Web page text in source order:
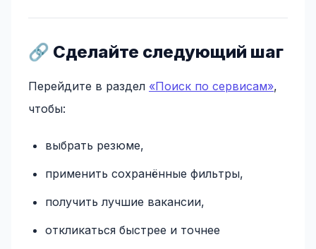
🔗 Сделайте следующий шаг
Перейдите в раздел «Поиск по сервисам»,
чтобы:
выбрать резюме,
применить сохранённые фильтры,
получить лучшие вакансии,
откликаться быстрее и точнее